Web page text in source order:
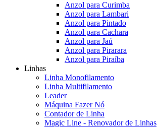
Anzol para Curimba
Anzol para Lambari
Anzol para Pintado
Anzol para Cachara
Anzol para Jaú
Anzol para Pirarara
Anzol para Piraíba
Linhas
Linha Monofilamento
Linha Multifilamento
Leader
Máquina Fazer Nó
Contador de Linha
Magic Line - Renovador de Linhas